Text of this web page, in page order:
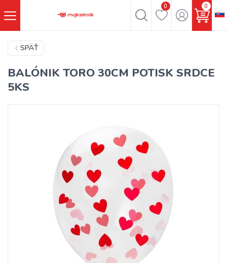
0 0
SPÄŤ
BALÓNIK TORO 30CM POTISK SRDCE
5KS